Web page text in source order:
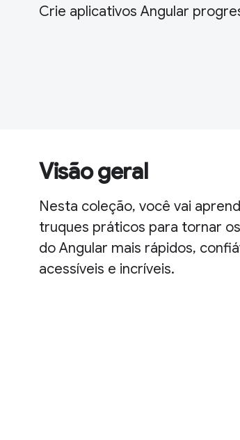
Crie aplicativos Angular
Visão geral
Nesta coleção, você vai
truques práticos para tornar
do Angular mais rápidos,
acessíveis e incríveis.